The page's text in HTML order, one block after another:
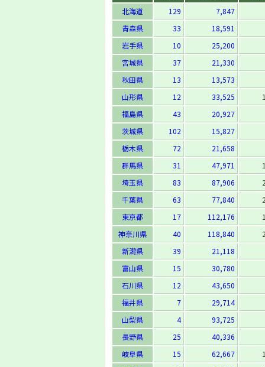
北海道
129
7,847
青森県
33
18,591
岩手県
10
25,200
宮城県
37
21,330
秋田県
13
13,573
山形県
12 33,525
福島県
43
20,927
茨城県
102
15,827
栃木県
72
21,658
群馬県
31 47,971
埼玉県
83 87,906
千葉県
63 77,840
東京都
17 112,176
神奈川県
40 118,840
新潟県
39
21,118
富山県
15
30,780
石川県
12
43,650
福井県
7
29,714
山梨県
4
93,725
長野県
25
40,336
岐阜県
15 62,667